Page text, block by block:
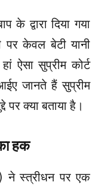
के द्वारा दिया गया
केवल बेटी यानी
ऐसा सुप्रीम कोर्ट
जानते हैं सुप्रीम
क्या बताया है।
हक
ने स्त्रीधन पर एक